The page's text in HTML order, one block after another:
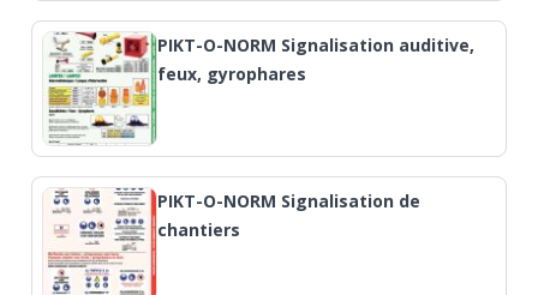
PIKT-O-NORM Signalisation auditive,
feux, gyrophares
PIKT-O-NORM Signalisation de
chantiers